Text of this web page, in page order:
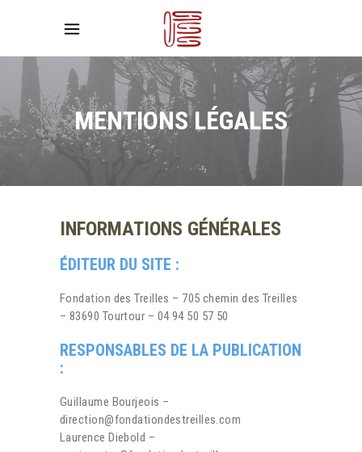
MENTIONS LÉGALES
INFORMATIONS GÉNÉRALES
ÉDITEUR DU SITE :
Fondation des Treilles – 705 chemin des Treilles
– 83690 Tourtour – 04 94 50 57 50
RESPONSABLES DE LA PUBLICATION
:
Guillaume Bourjeois –
direction@fondationdestreilles.com
Laurence Diebold –